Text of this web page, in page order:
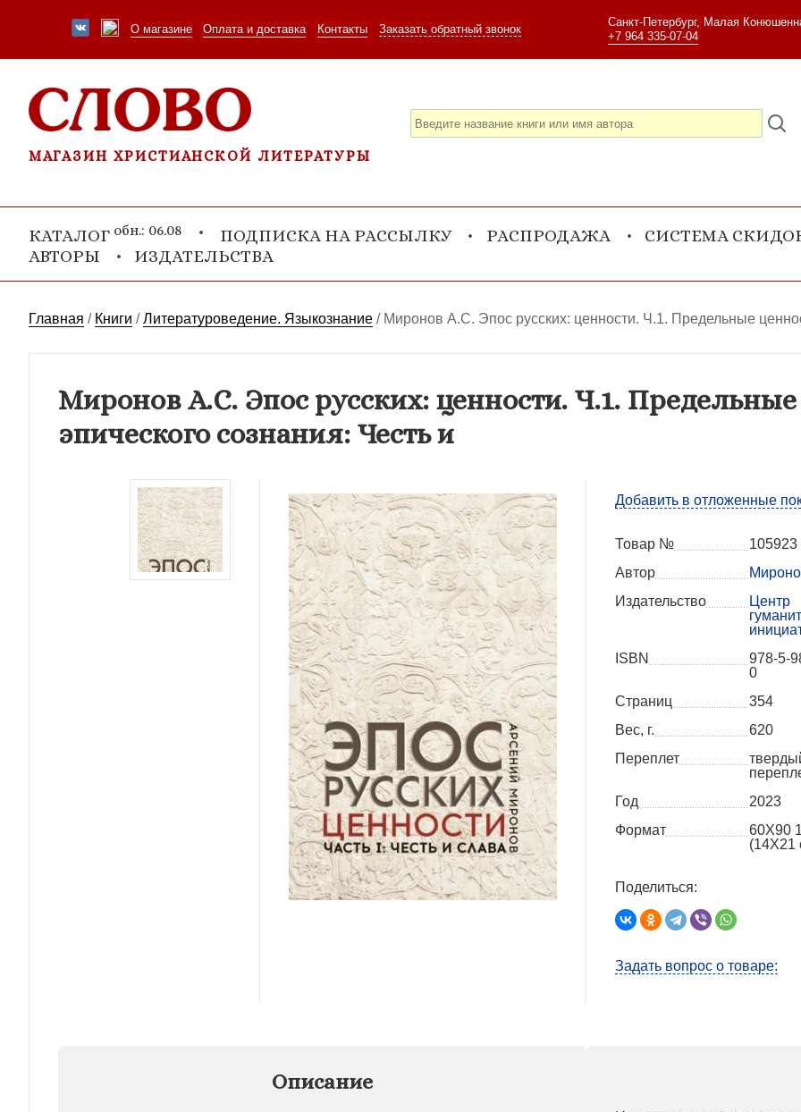
О магазине Оплата и доставка Контакты Заказать обратный звонок
Санкт-Петербург, Малая
+7 964 335-07-04
МАГАЗИН ХРИСТИАНСКОЙ ЛИТЕРАТУРЫ
КАТАЛОГ обн.: 06.08 ПОДПИСКА НА РАССЫЛКУ РАСПРОДАЖА
СИСТЕМА
АВТОРЫ
ИЗДАТЕЛЬСТВА
Главная / Книги /Литературоведение. Языкознание / Миронов А.С. Эпос русских: ценности. Ч.1. Предельные
Миронов А.С. Эпос русских: ценности. Ч.1. Предельные
эпического сознания: Честь и
Добавить в отложенные
Товар №
105923
Автор
Издательство
Центр
ISBN
978-5-
0
Страниц
354
Вес, г.
620
Переплет
Год
2023
Формат
60X90
(14Х21
Поделиться:
Задать вопрос о товаре:
Описание